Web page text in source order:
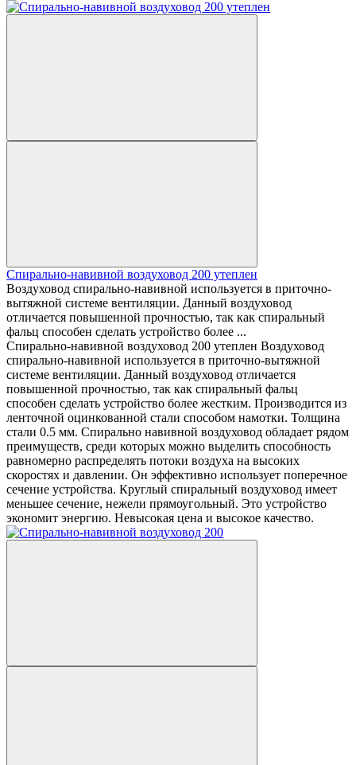
Спирально-навивной воздуховод 200 утеплен
Воздуховод спирально-навивной используется в приточно-
вытяжной системе вентиляции. Данный воздуховод
отличается повышенной прочностью, так как спиральный
фальц способен сделать устройство более ...
Спирально-навивной воздуховод 200 утеплен Воздуховод
спирально-навивной используется в приточно-вытяжной
системе вентиляции. Данный воздуховод отличается
повышенной прочностью, так как спиральный фальц
способен сделать устройство более жестким. Производится из
ленточной оцинкованной стали способом намотки. Толщина
стали 0.5 мм. Спирально навивной воздуховод обладает рядом
преимуществ, среди которых можно выделить способность
равномерно распределять потоки воздуха на высоких
скоростях и давлении. Он эффективно использует поперечное
сечение устройства. Круглый спиральный воздуховод имеет
меньшее сечение, нежели прямоугольный. Это устройство
экономит энергию. Невысокая цена и высокое качество.